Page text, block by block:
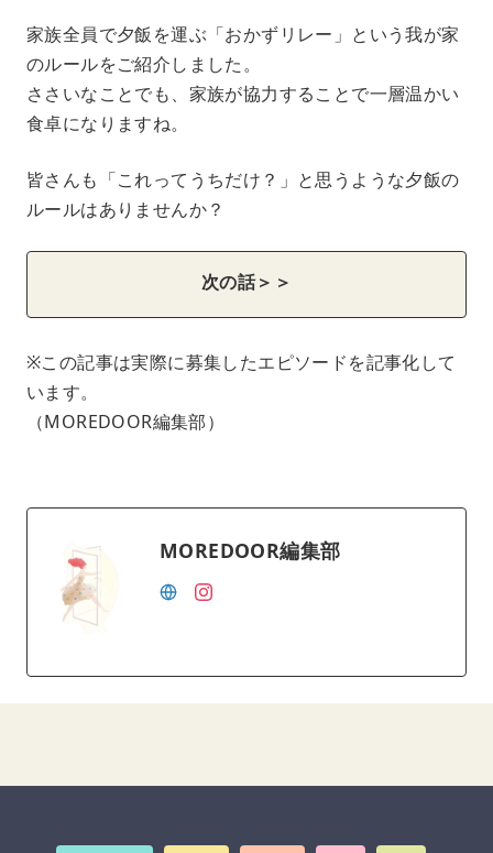
家族全員で夕飯を運ぶ「おかずリレー」という我が家
のルールをご紹介しました。
ささいなことでも、家族が協力することで一層温かい
食卓になりますね。
皆さんも「これってうちだけ？」と思うような夕飯の
ルールはありませんか？
次の話＞＞
※この記事は実際に募集したエピソードを記事化して
います。
（MOREDOOR編集部）
MOREDOOR編集部